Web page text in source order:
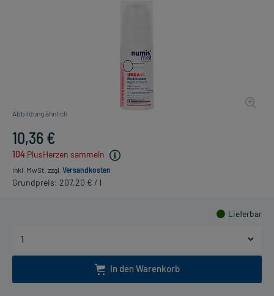
Abbildung ähnlich
10,36 €
104 PlusHerzen sammeln
inkl. MwSt. zzgl. Versandkosten
Grundpreis: 207,20 € / l
Lieferbar
In den Warenkorb